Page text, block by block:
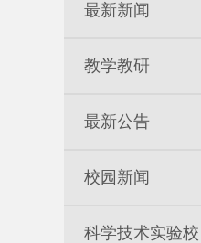
最新新闻
教学教研
最新公告
校园新闻
科学技术实验校